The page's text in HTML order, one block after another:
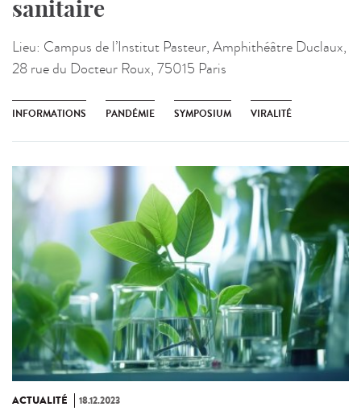
sanitaire
Lieu: Campus de l’Institut Pasteur, Amphithéâtre Duclaux,
28 rue du Docteur Roux, 75015 Paris
INFORMATIONS PANDÉMIE SYMPOSIUM VIRALITÉ
ACTUALITÉ 18.12.2023